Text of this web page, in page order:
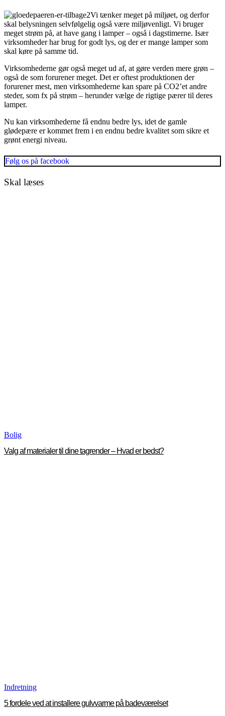
Vi tænker meget på miljøet, og derfor
skal belysningen selvfølgelig også være miljøvenligt. Vi bruger
meget strøm på, at have gang i lamper – også i dagstimerne. Især
virksomheder har brug for godt lys, og der er mange lamper som
skal køre på samme tid.
Virksomhederne gør også meget ud af, at gøre verden mere grøn –
også de som forurener meget. Det er oftest produktionen der
forurener mest, men virksomhederne kan spare på CO2’et andre
steder, som fx på strøm – herunder vælge de rigtige pærer til deres
lamper.
Nu kan virksomhederne få endnu bedre lys, idet de gamle
glødepære er kommet frem i en endnu bedre kvalitet som sikre et
grønt energi niveau.
Følg os på facebook
Skal læses
Bolig
Valg af materialer til dine tagrender – Hvad er bedst?
Indretning
5 fordele ved at installere gulvvarme på badeværelset